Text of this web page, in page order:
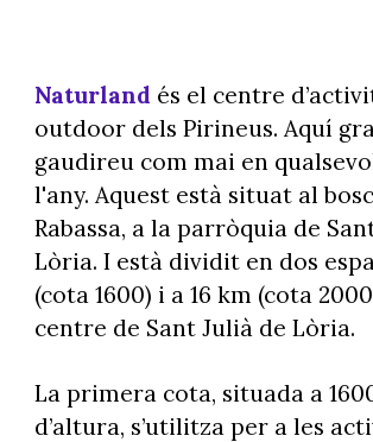
Naturland és el centre
outdoor dels Pirineus. Aquí
gaudireu com mai en
l'any. Aquest està situat al
Rabassa, a la parròquia de
Lòria. I està dividit en dos
(cota 1600) i a 16 km (cota
centre de Sant Julià de Lòria.
La primera cota, situada a
d’altura, s’utilitza per a les